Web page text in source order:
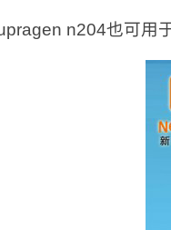
n204也可用